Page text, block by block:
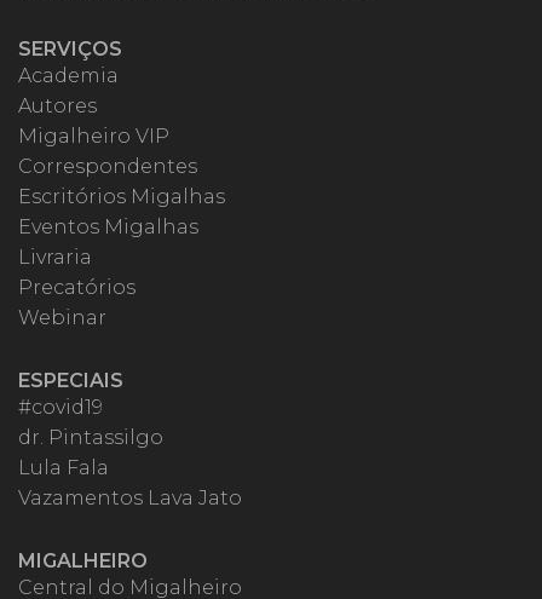
SERVIÇOS
Academia
Autores
Migalheiro VIP
Correspondentes
Escritórios Migalhas
Eventos Migalhas
Livraria
Precatórios
Webinar
ESPECIAIS
#covid19
dr. Pintassilgo
Lula Fala
Vazamentos Lava Jato
MIGALHEIRO
Central do Migalheiro